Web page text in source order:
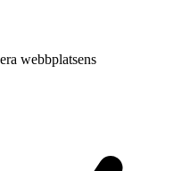
webbplatsens